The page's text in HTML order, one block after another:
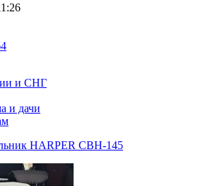
и СНГ
и дачи
HARPER CBH-145